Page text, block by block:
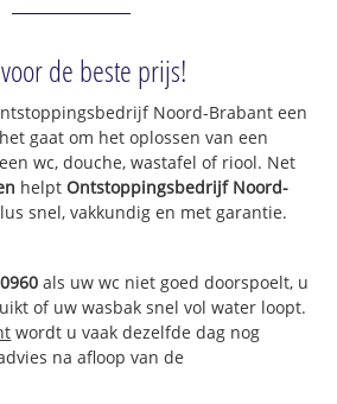
de beste prijs!
Noord-Brabant een
gaat om het oplossen van een
wc, douche, wastafel of riool. Net
helptOntstoppingsbedrijf Noord-
snel, vakkundig en met garantie.
als uw wc niet goed doorspoelt, u
of uw wasbak snel vol water loopt.
wordt u vaak dezelfde dag nog
na afloop van de